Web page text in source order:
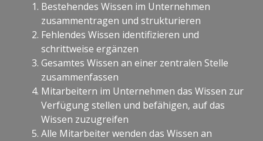
Bestehendes Wissen im Unternehmen
zusammentragen und strukturieren
Fehlendes Wissen identifizieren und
schrittweise ergänzen
Gesamtes Wissen an einer zentralen Stelle
zusammenfassen
Mitarbeitern im Unternehmen das Wissen zur
Verfügung stellen und befähigen, auf das
Wissen zuzugreifen
Alle Mitarbeiter wenden das Wissen an